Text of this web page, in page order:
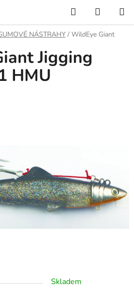
Hledat
KOŠÍK
NÁSTRAHY / WildEye Giant
Skladem
Jigging
HMU